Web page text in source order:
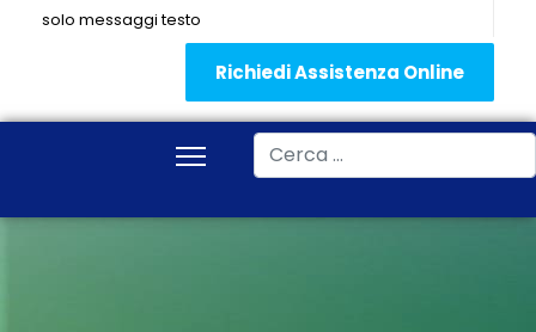
solo messaggi testo
Richiedi Assistenza Online
Cerca